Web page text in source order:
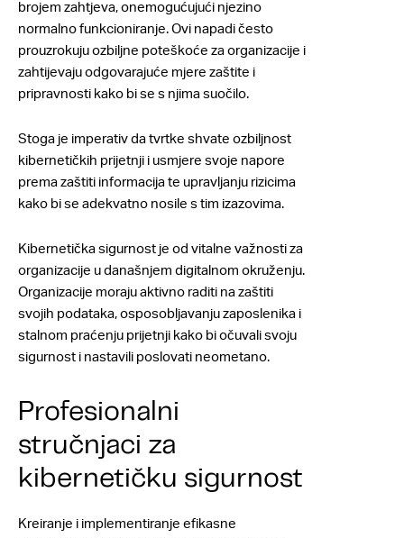
brojem zahtjeva, onemogućujući njezino
normalno funkcioniranje. Ovi napadi često
prouzrokuju ozbiljne poteškoće za organizacije i
zahtijevaju odgovarajuće mjere zaštite i
pripravnosti kako bi se s njima suočilo.
Stoga je imperativ da tvrtke shvate ozbiljnost
kibernetičkih prijetnji i usmjere svoje napore
prema zaštiti informacija te upravljanju rizicima
kako bi se adekvatno nosile s tim izazovima.
Kibernetička sigurnost je od vitalne važnosti za
organizacije u današnjem digitalnom okruženju.
Organizacije moraju aktivno raditi na zaštiti
svojih podataka, osposobljavanju zaposlenika i
stalnom praćenju prijetnji kako bi očuvali svoju
sigurnost i nastavili poslovati neometano.
Profesionalni
stručnjaci za
kibernetičku sigurnost
Kreiranje i implementiranje efikasne